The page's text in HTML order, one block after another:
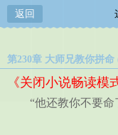
返回
第230章 大师兄教你拼命
《关闭小说畅读模
“他还教你不要命